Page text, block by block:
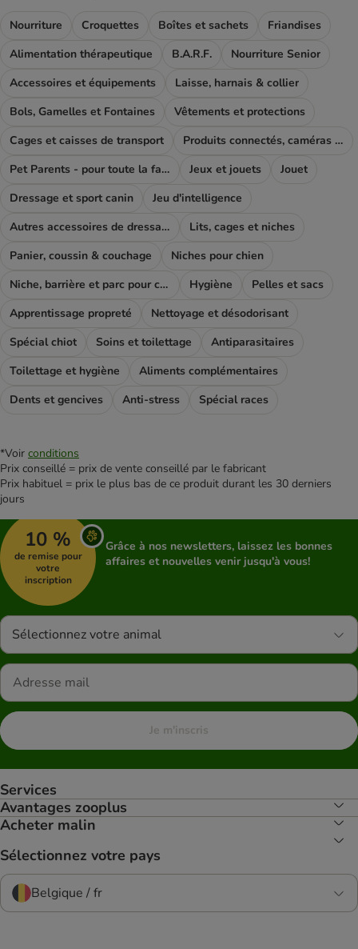
Nourriture Croquettes Boîtes et sachets
Friandises
Alimentation thérapeutique
B.A.R.F.
Nourriture Senior
Accessoires et équipements
Laisse, harnais & collier
Bols, Gamelles et Fontaines
Vêtements et protections
Cages et caisses de transport
Produits connectés, caméras et GPS
Pet Parents - pour toute la famille
Jeux et jouets
Jouet
Dressage et sport canin
Jeu d'intelligence
Autres accessoires de dressage
Lits, cages et niches
Panier, coussin & couchage
Niches pour chien
Niche, barrière et parc pour chien
Hygiène
Pelles et sacs
Apprentissage propreté
Nettoyage et désodorisant
Spécial chiot
Soins et toilettage
Antiparasitaires
Toilettage et hygiène
Aliments complémentaires
Dents et gencives
Anti-stress Spécial races
*Voir conditions
Prix conseillé = prix de vente conseillé par le fabricant
Prix habituel = prix le plus bas de ce produit durant les 30 derniers
jours
10 %
de remise pour
votre
inscription
Grâce à nos newsletters, laissez les bonnes
affaires et nouvelles venir jusqu'à vous!
Sélectionnez votre animal
Je m'inscris
Services
Avantages zooplus
Acheter malin
Sélectionnez votre pays
Belgique / fr